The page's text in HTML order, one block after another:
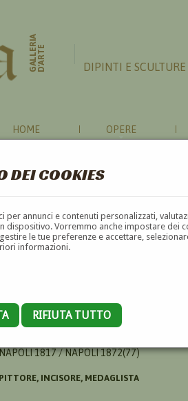
DEI COOKIES
per annunci e contenuti personalizzati,
dispositivo. Vorremmo anche impostare
le tue preferenze e accettare,
informazioni.
RIFIUTA TUTTO
GALLERIAD'ARTE DIPINTI E
HOME OPERE
1817 / NAPOLI 1872(77)
PITTORE, INCISORE, MEDAGLISTA